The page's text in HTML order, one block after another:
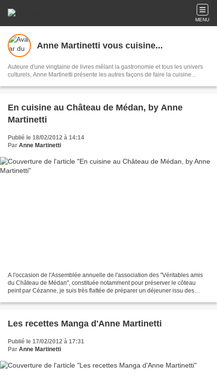
MENU
Anne Martinetti vous cuisine...
Auteure d'une vingtaine de livres mêlant la gastronomie et tous les univers
culturels, Anne Martinetti présente les autres façons de faire la cuisine...
En cuisine au Château de Médan, by Anne
Martinetti
Publié le 18/02/2012 à 14:14
Par Anne Martinetti
A l'occasion de l'Assemblée annuelle de l'association des "Véritables amis
du Château de Médan", constituée notamment pour préserver le côteau
peint par Cézanne, je suis très flattée de préparer un déjeuner issu des
Les recettes Manga d'Anne Martinetti
Publié le 17/02/2012 à 17:31
Par Anne Martinetti